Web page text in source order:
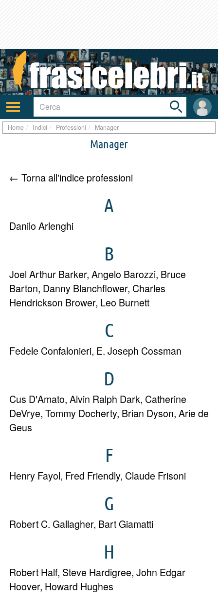
Attiva/disattiva
navigazione
User
area
Toggle
search
bar
Home Indici Professioni Manager
Manager
← Torna all'indice professioni
A
Danilo Arlenghi
B
Joel Arthur Barker, Angelo Barozzi, Bruce
Barton, Danny Blanchflower, Charles
Hendrickson Brower, Leo Burnett
C
Fedele Confalonieri, E. Joseph Cossman
D
Cus D'Amato, Alvin Ralph Dark, Catherine
DeVrye, Tommy Docherty, Brian Dyson, Arie de
Geus
F
Henry Fayol, Fred Friendly, Claude Frisoni
G
Robert C. Gallagher, Bart Giamatti
H
Robert Half, Steve Hardigree, John Edgar
Hoover, Howard Hughes